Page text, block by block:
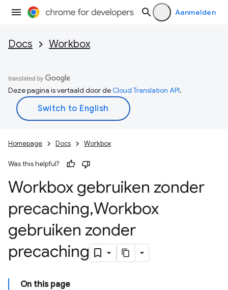
Aanmelden
Docs Workbox
Deze pagina is vertaald door deCloud Translation API.
Homepage Docs Workbox
Was this helpful?
Workbox gebruiken zonder
precaching,Workbox
gebruiken zonder
precaching
On this page